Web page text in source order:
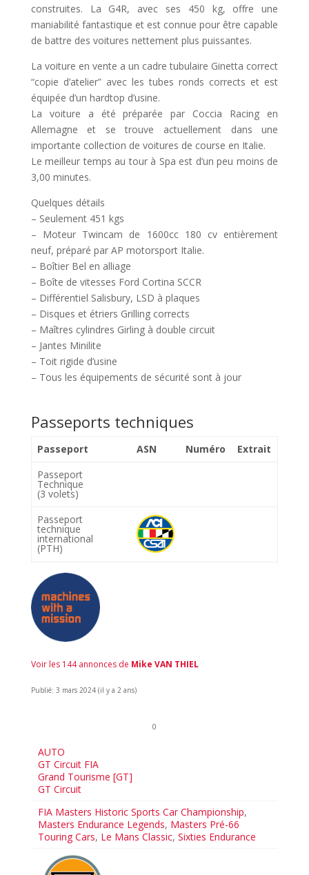
construites. La G4R, avec ses 450 kg, offre une
maniabilité fantastique et est connue pour être capable
de battre des voitures nettement plus puissantes.
La voiture en vente a un cadre tubulaire Ginetta correct
“copie d’atelier” avec les tubes ronds corrects et est
équipée d’un hardtop d’usine.
La voiture a été préparée par Coccia Racing en
Allemagne et se trouve actuellement dans une
importante collection de voitures de course en Italie.
Le meilleur temps au tour à Spa est d’un peu moins de
3,00 minutes.
Quelques détails
– Seulement 451 kgs
– Moteur Twincam de 1600cc 180 cv entièrement
neuf, préparé par AP motorsport Italie.
– Boîtier Bel en alliage
– Boîte de vitesses Ford Cortina SCCR
– Différentiel Salisbury, LSD à plaques
– Disques et étriers Grilling corrects
– Maîtres cylindres Girling à double circuit
– Jantes Minilite
– Toit rigide d’usine
– Tous les équipements de sécurité sont à jour
Passeports techniques
Passeport ASN Numéro
Extrait
Passeport
Technique
(3 volets)
Passeport
technique
international
(PTH)
Voir les 144 annonces de Mike VAN THIEL
Publié: 3 mars 2024 (il y a 2 ans)
0
AUTO
GT Circuit FIA
Grand Tourisme [GT]
GT Circuit
FIA Masters Historic Sports Car Championship,
Masters Endurance Legends, Masters Pré-66
Touring Cars, Le Mans Classic,Sixties Endurance